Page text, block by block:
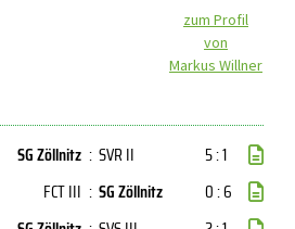
zum Profil
von
Markus Willner
SG Zöllnitz : SVR II
5 : 1
FCT III : SG Zöllnitz
0 : 6